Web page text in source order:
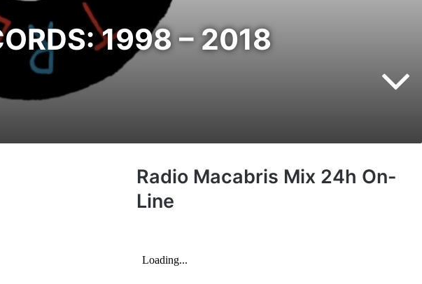
1998 – 2018
Radio Macabris Mix 24h On-
Line